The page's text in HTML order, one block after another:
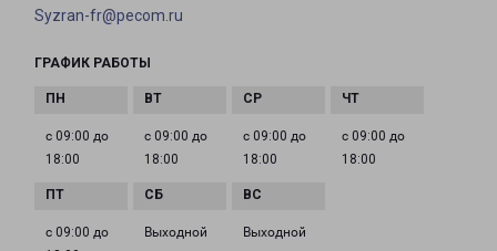
Syzran-fr@pecom.ru
ГРАФИК РАБОТЫ
с 09:00 до
18:00
с 09:00 до
18:00
с 09:00 до
18:00
с 09:00 до
18:00
с 09:00 до
Выходной Выходной